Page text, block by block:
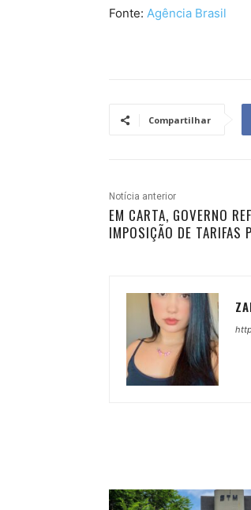
Fonte: Agência Brasil
Compartilhar
Notícia anterior
EM CARTA, GOVERNO
IMPOSIÇÃO DE TARIFAS